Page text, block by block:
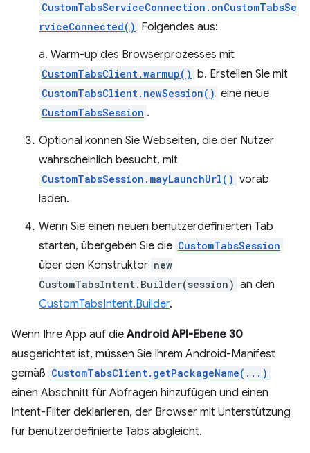
CustomTabsServiceConnection.onCustomTabsSe
rviceConnected() Folgendes aus:
a. Warm-up des Browserprozesses mit
CustomTabsClient.warmup() b. Erstellen Sie mit
CustomTabsClient.newSession() eine neue
CustomTabsSession .
Optional können Sie Webseiten, die der Nutzer
wahrscheinlich besucht, mit
CustomTabsSession.mayLaunchUrl() vorab
laden.
Wenn Sie einen neuen benutzerdefinierten Tab
starten, übergeben Sie die CustomTabsSession
über den Konstruktor new
CustomTabsIntent.Builder(session) an den
CustomTabsIntent.Builder.
Wenn Ihre App auf dieAndroid API-Ebene 30
ausgerichtet ist, müssen Sie Ihrem Android-Manifest
gemäß CustomTabsClient.getPackageName(...)
einen Abschnitt für Abfragen hinzufügen und einen
Intent-Filter deklarieren, der Browser mit Unterstützung
für benutzerdefinierte Tabs abgleicht.